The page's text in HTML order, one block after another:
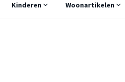
Kinderen Woonartikelen